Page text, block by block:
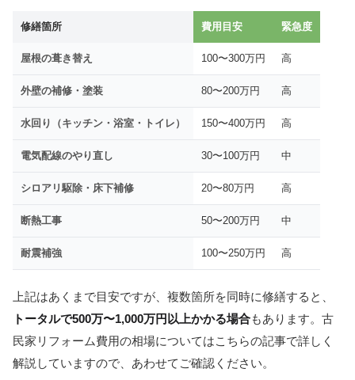
修繕箇所 費用目安 緊急度
屋根の葺き替え 100〜300万円 高
外壁の補修・塗装 80〜200万円 高
水回り（キッチン・浴室・トイレ） 150〜400万円 高
電気配線のやり直し 30〜100万円 中
シロアリ駆除・床下補修 20〜80万円 高
断熱工事 50〜200万円 中
耐震補強 100〜250万円 高
上記はあくまで目安ですが、複数箇所を同時に修繕すると、
トータルで500万〜1,000万円以上かかる場合もあります。古
民家リフォーム費用の相場についてはこちらの記事で詳しく
解説していますので、あわせてご確認ください。